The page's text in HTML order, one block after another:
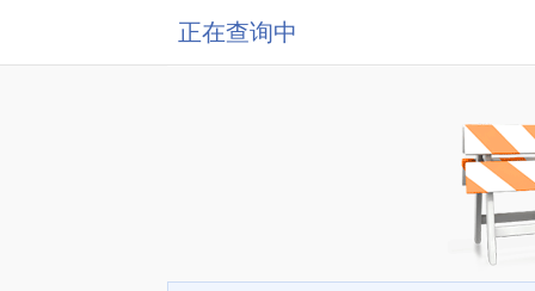
正在查询中